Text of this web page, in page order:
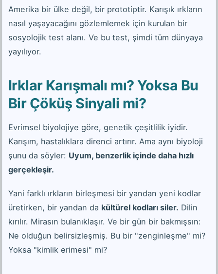
Amerika bir ülke değil, bir prototiptir. Karışık ırkların
nasıl yaşayacağını gözlemlemek için kurulan bir
sosyolojik test alanı. Ve bu test, şimdi tüm dünyaya
yayılıyor.
Irklar Karışmalı mı? Yoksa Bu
Bir Çöküş Sinyali mi?
Evrimsel biyolojiye göre, genetik çeşitlilik iyidir.
Karışım, hastalıklara direnci artırır. Ama aynı biyoloji
şunu da söyler: Uyum, benzerlik içinde daha hızlı
gerçekleşir.
Yani farklı ırkların birleşmesi bir yandan yeni kodlar
üretirken, bir yandan da kültürel kodları siler. Dilin
kırılır. Mirasın bulanıklaşır. Ve bir gün bir bakmışsın:
Ne olduğun belirsizleşmiş. Bu bir "zenginleşme" mi?
Yoksa "kimlik erimesi" mi?